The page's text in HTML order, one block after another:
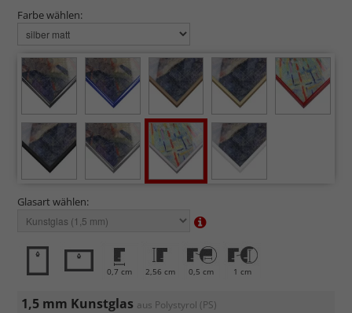
Farbe wählen:
Glasart wählen:
0,7 cm 2,56 cm 0,5 cm 1 cm
1,5 mm Kunstglas aus Polystyrol (PS)